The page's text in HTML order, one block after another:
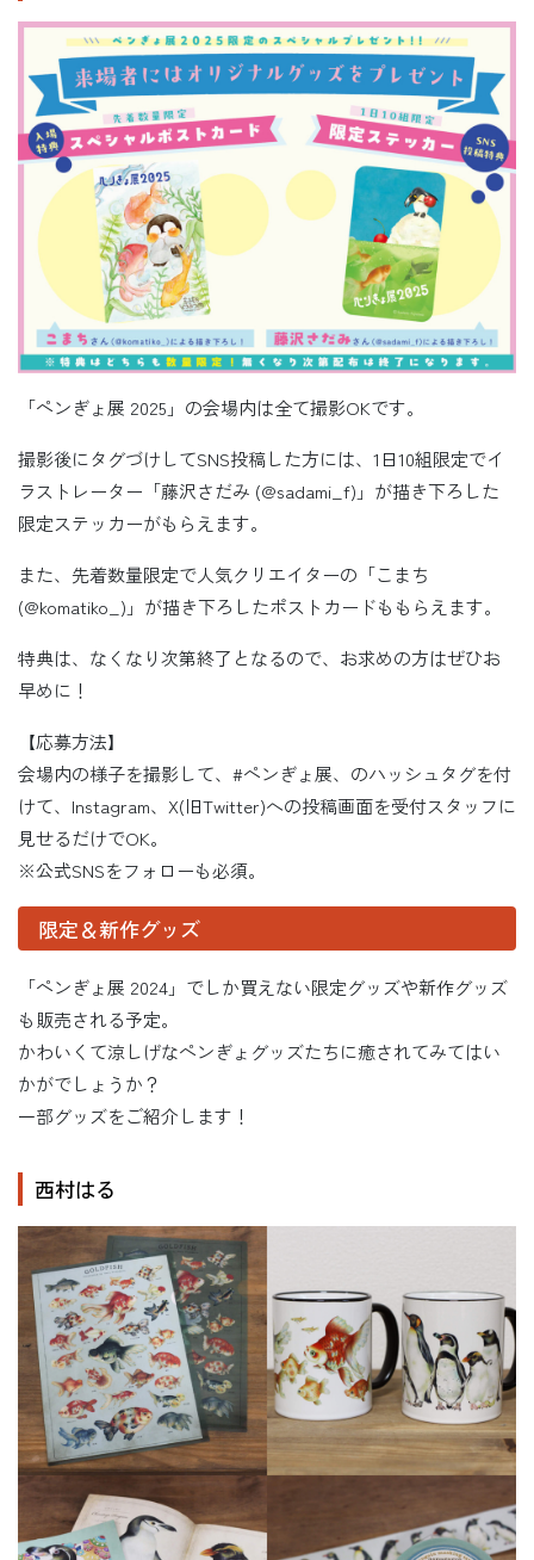
「ペンぎょ展 2025」の会場内は全て撮影OKです。
撮影後にタグづけしてSNS投稿した方には、1日10組限定でイ
ラストレーター「藤沢さだみ (@sadami_f)」が描き下ろした
限定ステッカーがもらえます。
また、先着数量限定で人気クリエイターの「こまち
(@komatiko_)」が描き下ろしたポストカードももらえます。
特典は、なくなり次第終了となるので、お求めの方はぜひお
早めに！
【応募方法】
会場内の様子を撮影して、#ペンぎょ展、のハッシュタグを付
けて、Instagram、X(旧Twitter)への投稿画面を受付スタッフに
見せるだけでOK。
※公式SNSをフォローも必須。
限定＆新作グッズ
「ペンぎょ展 2024」でしか買えない限定グッズや新作グッズ
も販売される予定。
かわいくて涼しげなペンぎょグッズたちに癒されてみてはい
かがでしょうか？
一部グッズをご紹介します！
西村はる